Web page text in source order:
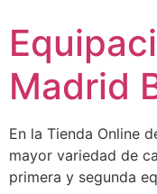
contenido
Madrid
En la Tienda Online
mayor variedad de
primera y segunda